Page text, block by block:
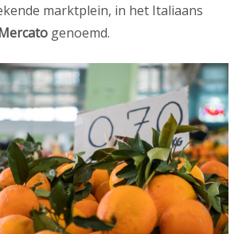
marktplein, in het Italiaans
genoemd.